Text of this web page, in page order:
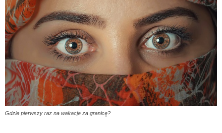
Gdzie pierwszy raz na wakacje za granicę?